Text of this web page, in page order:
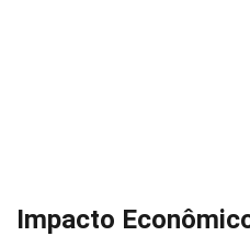
Impacto